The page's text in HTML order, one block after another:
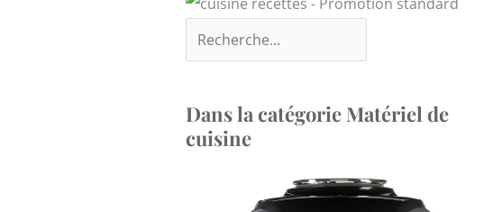
Dans la catégorie Matériel de
cuisine